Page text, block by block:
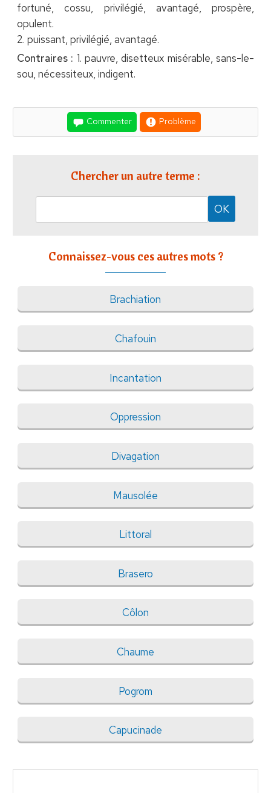
fortuné, cossu, privilégié, avantagé, prospère,
opulent.
2. puissant, privilégié, avantagé.
Contraires : 1. pauvre, disetteux misérable, sans-le-
sou, nécessiteux, indigent.
Commenter Problème
Chercher un autre terme :
Connaissez-vous ces autres mots ?
Brachiation
Chafouin
Incantation
Oppression
Divagation
Mausolée
Littoral
Brasero
Côlon
Chaume
Pogrom
Capucinade